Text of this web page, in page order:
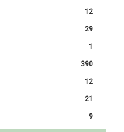
12
29
1
390
12
21
9